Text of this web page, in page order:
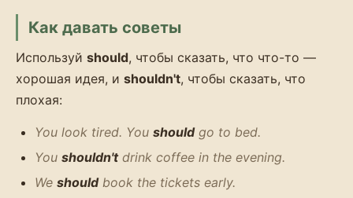
Как давать советы
Используй should, чтобы сказать, что что-то —
хорошая идея, и shouldn't, чтобы сказать, что
плохая:
You look tired. You shouldgo to bed.
You shouldn'tdrink coffee in the evening.
We shouldbook the tickets early.